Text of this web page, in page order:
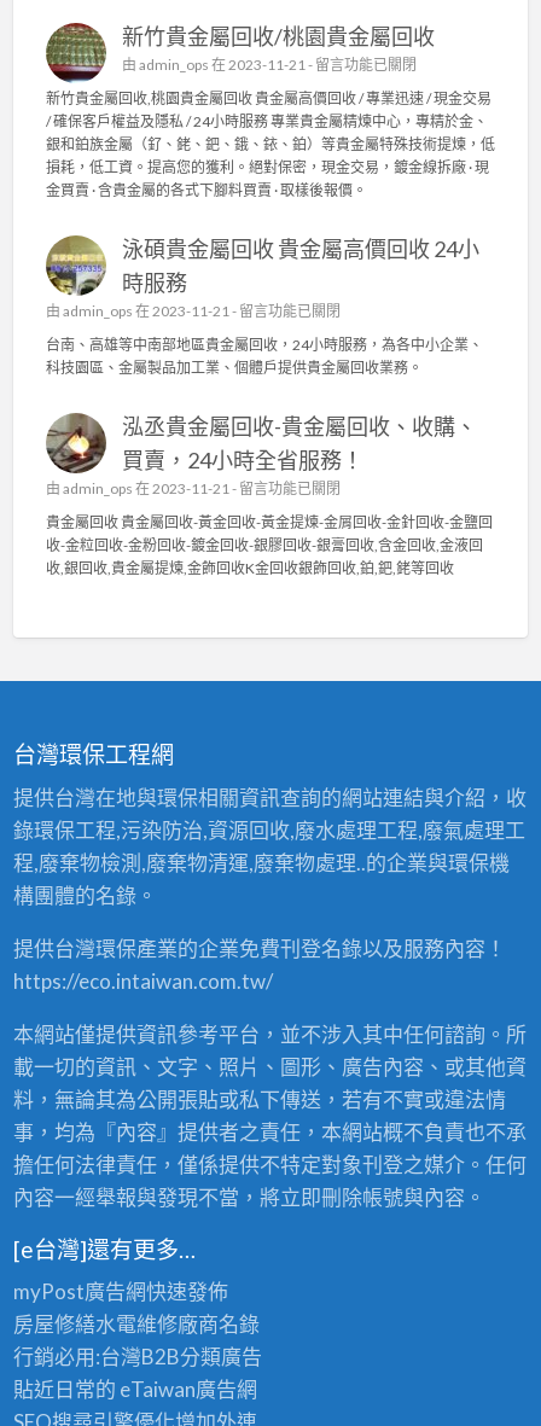
電
工
,
工
廠
水
電
繕
,
庭
水
電
〉
新竹貴金屬回收/桃園貴金屬回收
由admin_ops 在 2023-11-21 - 在
〈
新
竹
貴
金
屬
收
園
貴
金
收
〉
中
留言功能已關閉
新竹貴金屬回收,桃園貴金屬回收 貴金屬高價回收 / 專業迅速 / 現金交易
/ 確保客戶權益及隱私 / 24小時服務 專業貴金屬精煉中心，專精於金、
銀和鉑族金屬（釕、銠、鈀、鋨、銥、鉑）等貴金屬特殊技術提煉，低
損耗，低工資。提高您的獲利。絕對保密，現金交易，鍍金線拆廠 · 現
金買賣 · 含貴金屬的各式下腳料買賣 · 取樣後報價。
泳碩貴金屬回收 貴金屬高價回收 24小
時服務
由 admin_ops 在 2023-11-21 - 在
〈
泳
碩
金
屬
回
收
貴
金
屬
2
務
中
留言功能已關閉
台南、高雄等中南部地區貴金屬回收，24小時服務，為各中小企業、
科技園區、金屬製品加工業、個體戶提供貴金屬回收業務。
泓丞貴金屬回收-貴金屬回收、收購、
買賣，24小時全省服務！
由 admin_ops 在 2023-11-21 - 在
〈
泓
丞
貴
回
收
、
收
購
賣
2
小
時
省
服
務
！
〉
留言功能已關閉
貴金屬回收 貴金屬回收-黃金回收-黃金提煉-金屑回收-金針回收-金鹽回
收-金粒回收-金粉回收-鍍金回收-銀膠回收-銀膏回收,含金回收,金液回
收,銀回收,貴金屬提煉,金飾回收K金回收銀飾回收,鉑,鈀,銠等回收
台灣環保工程網
提供台灣在地與環保相關資訊查詢的網站連結與介紹，收
錄環保工程,污染防治,資源回收,廢水處理工程,廢氣處理工
程,廢棄物檢測,廢棄物清運,廢棄物處理..的企業與環保機
構團體的名錄。
提供台灣環保產業的企業免費刊登名錄以及服務內容！
https://eco.intaiwan.com.tw/
本網站僅提供資訊參考平台，並不涉入其中任何諮詢。所
載一切的資訊、文字、照片、圖形、廣告內容、或其他資
料，無論其為公開張貼或私下傳送，若有不實或違法情
事，均為『內容』提供者之責任，本網站概不負責也不承
擔任何法律責任，僅係提供不特定對象刊登之媒介。任何
內容一經舉報與發現不當，將立即刪除帳號與內容。
[e台灣]還有更多…
myPost廣告網快速發佈
房屋修繕水電維修廠商名錄
行銷必用:台灣B2B分類廣告
貼近日常的 eTaiwan廣告網